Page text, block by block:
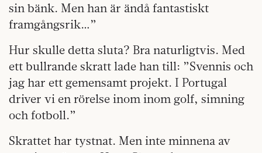
sin bänk. Men han är ändå fantastiskt
framgångsrik…”
Hur skulle detta sluta? Bra naturligtvis. Med
ett bullrande skratt lade han till: ”Svennis och
jag har ett gemensamt projekt. I Portugal
driver vi en rörelse inom inom golf, simning
och fotboll.”
Skrattet har tystnat. Men inte minnena av